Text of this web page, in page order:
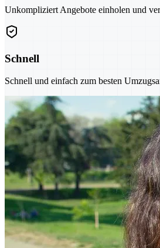
Unkompliziert Angebote einholen und
Schnell
Schnell und einfach zum besten